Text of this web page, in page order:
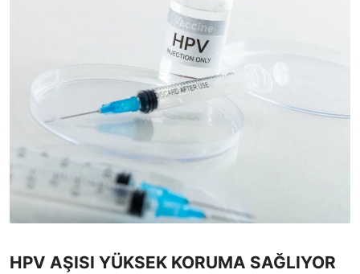
HPV AŞISI YÜKSEK KORUMA SAĞLIYOR